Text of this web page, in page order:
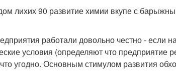
лихих 90 развитие химии вкупе с
работали довольно честно - если
условия (определяют что предприятие
угодно. Основным стимулом развития